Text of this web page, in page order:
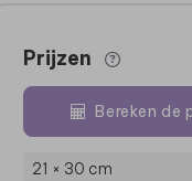
Prijzen
Bereken
21 × 30 cm